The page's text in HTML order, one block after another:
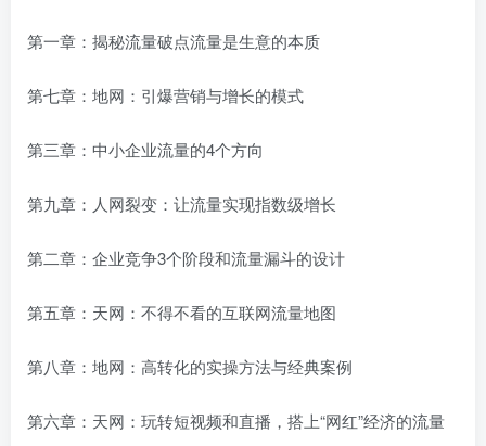
第一章：揭秘流量破点流量是生意的本质
第七章：地网：引爆营销与增长的模式
第三章：中小企业流量的4个方向
第九章：人网裂变：让流量实现指数级增长
第二章：企业竞争3个阶段和流量漏斗的设计
第五章：天网：不得不看的互联网流量地图
第八章：地网：高转化的实操方法与经典案例
第六章：天网：玩转短视频和直播，搭上“网红”经济的流量